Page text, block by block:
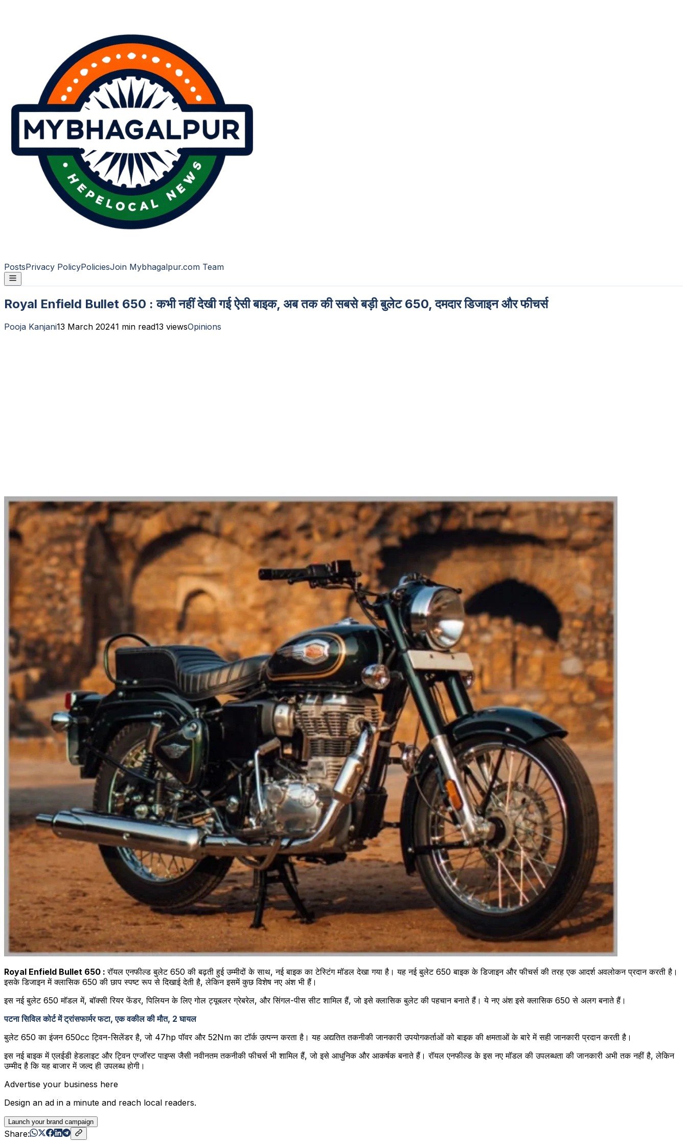
PostsPrivacy PolicyPoliciesJoin Mybhagalpur.com Team
Royal Enfield Bullet 650 : कभी नहीं देखी गई ऐसी बाइक, अब तक की सबसे बड़ी बुलेट 650, दमदार डिजाइन और फीचर्स
Pooja Kanjani13 March 20241 min read13 viewsOpinions
Royal Enfield Bullet 650 :रॉयल एनफील्ड बुलेट 650 की बढ़ती हुई उम्मीदों के साथ, नई बाइक का टेस्टिंग मॉडल देखा गया है। यह नई बुलेट 650 बाइक के डिजाइन और फीचर्स की तरह एक आदर्श अवलोकन प्रदान करती है।
इसके डिजाइन में क्लासिक 650 की छाप स्पष्ट रूप से दिखाई देती है, लेकिन इसमें कुछ विशेष नए अंश भी हैं।
इस नई बुलेट 650 मॉडल में, बॉक्सी रियर फेंडर, पिलियन के लिए गोल ट्यूबलर ग्रेबरेल, और सिंगल-पीस सीट शामिल हैं, जो इसे क्लासिक बुलेट की पहचान बनाते हैं। ये नए अंश इसे क्लासिक 650 से अलग बनाते हैं।
पटना सिविल कोर्ट में ट्रांसफार्मर फटा, एक वकील की मौत, 2 घायल
बुलेट 650 का इंजन 650cc ट्विन-सिलेंडर है, जो 47hp पॉवर और 52Nm का टॉर्क उत्पन्न करता है। यह अद्यतित तकनीकी जानकारी उपयोगकर्ताओं को बाइक की क्षमताओं के बारे में सही जानकारी प्रदान करती है।
इस नई बाइक में एलईडी हेडलाइट और ट्विन एग्जॉस्ट पाइप्स जैसी नवीनतम तकनीकी फीचर्स भी शामिल हैं, जो इसे आधुनिक और आकर्षक बनाते हैं। रॉयल एनफील्ड के इस नए मॉडल की उपलब्धता की जानकारी अभी तक नहीं है, लेकिन
उम्मीद है कि यह बाजार में जल्द ही उपलब्ध होगी।
Advertise your business here
Design an ad in a minute and reach local readers.
Launch your brand campaign
Share: